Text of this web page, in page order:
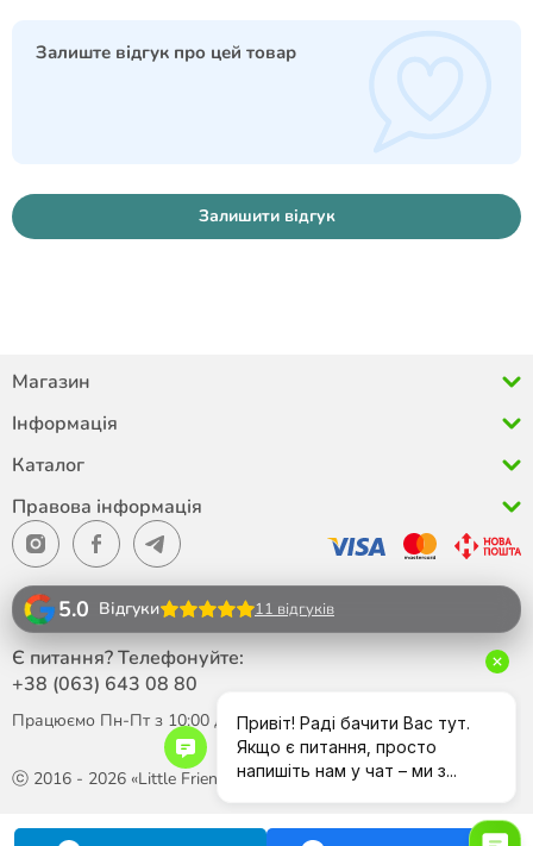
Залиште відгук про цей товар
Залишити відгук
Магазин
Інформація
Каталог
Правова інформація
ⓒ 2016 - 2026 «Little Friend»
5.0 Відгуки 11 відгуків
Є питання? Телефонуйте:
+38 (063) 643 08 80
Працюємо Пн-Пт з 10:00 до 18:00